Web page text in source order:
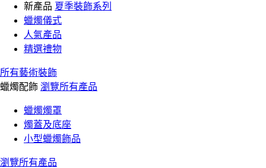
新產品 夏季裝飾系列
蠟燭儀式
人氣產品
精選禮物
所有藝術裝飾
蠟燭配飾 瀏覽所有產品
蠟燭燭罩
燭蓋及底座
小型蠟燭飾品
瀏覽所有產品